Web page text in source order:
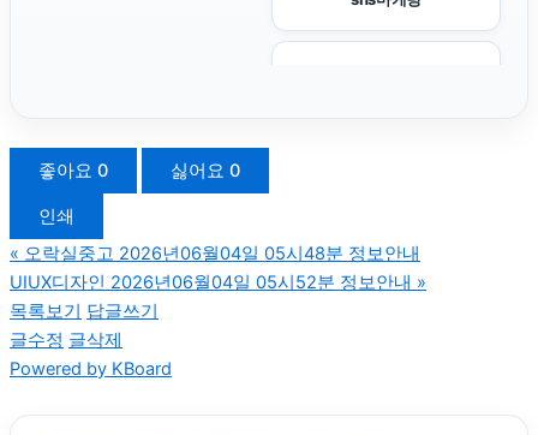
동탄피부과
좋아요 0 싫어요 0
인쇄
« 오락실중고 2026년06월04일 05시48분 정보안내
UIUX디자인 2026년06월04일 05시52분 정보안내 »
목록보기 답글쓰기
글수정 글삭제
Powered by KBoard